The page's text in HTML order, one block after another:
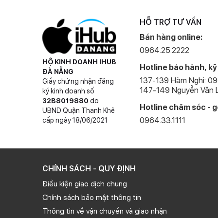
HỘ KINH DOANH IHUB
ĐÀ NẴNG
Giấy chứng nhận đăng
ký kinh doanh số
32B8019880 do
UBND Quận Thanh Khê
cấp ngày 18/06/2021
HỖ TRỢ TƯ VẤN
Bán hàng online:
0964.25.2222
Hotline bảo hành,
137-139 Hàm Nghi:
147-149 Nguyễn Văn
Hotline chăm sóc -
0964.33.1111
CHÍNH SÁCH - QUY ĐỊNH
Điều kiện giao dịch chung
Chính sách bảo mật thông tin
Thông tin về vận chuyển và giao nhận